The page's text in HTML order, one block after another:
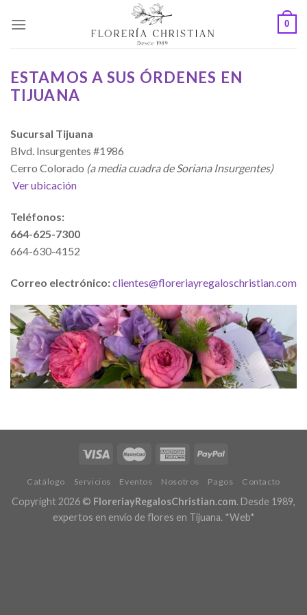
0
ESTAMOS A SUS ÓRDENES EN
TIJUANA
Sucursal Tijuana
Blvd. Insurgentes #1986
Cerro Colorado (a media cuadra de Soriana Insurgentes)
Ver ubicación
Teléfonos:
664-625-7300
664-630-4152
Correo electrónico:clientes@floreriayregaloschristian.com
Catálogo Servicios Eventos Nosotros Pagos Contacto
Copyright 2026 © FloreriayRegalosChristian.com. Desde 1989,
expertos en envío de flores en Tijuana. *Web*